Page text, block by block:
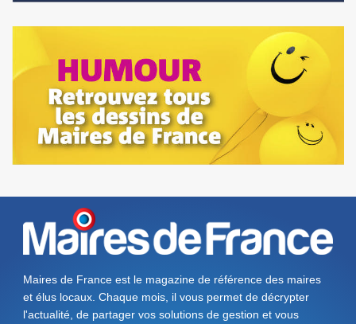
Maires de France est le magazine de référence des maires
et élus locaux. Chaque mois, il vous permet de décrypter
l'actualité, de partager vos solutions de gestion et vous